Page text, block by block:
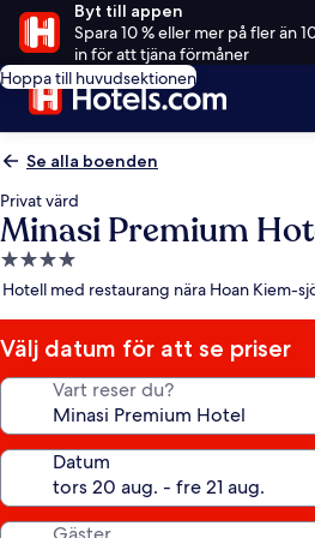
Byt till appen
Spara 10 % eller mer på fler än
in för att tjäna förmåner
Hoppa till huvudsektionen
Se alla boenden
Privat värd
Minasi Premium
4.0-
stjärnigt
Hotell med restaurang nära Hoan Kiem-
Välj datum för att se priser
Vart reser du?
Datum